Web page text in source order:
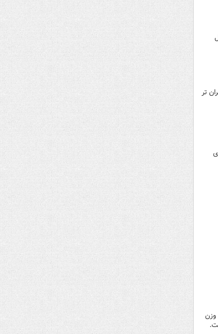
تر
وزن